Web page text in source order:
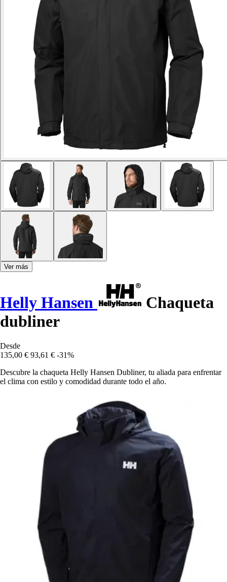
Ver más
Helly Hansen
Chaqueta
dubliner
Desde
135,00 € 93,61 € -31%
Descubre la chaqueta Helly Hansen Dubliner, tu aliada para enfrentar
el clima con estilo y comodidad durante todo el año.